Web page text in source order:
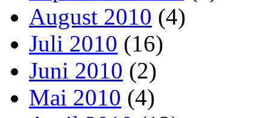
August 2010 (4)
Juli 2010 (16)
Juni 2010 (2)
Mai 2010 (4)